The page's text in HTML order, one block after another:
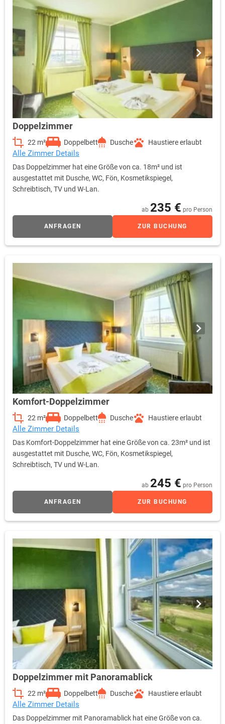
Doppelzimmer
22 m² Doppelbett Dusche Haustiere erlaubt
Alle Zimmer Details
Das Doppelzimmer hat eine Größe von ca. 18m² und ist
ausgestattet mit Dusche, WC, Fön, Kosmetikspiegel,
Schreibtisch, TV und W-Lan.
ab 235 € pro Person
ANFRAGEN ZUR BUCHUNG
Komfort-Doppelzimmer
22 m² Doppelbett Dusche Haustiere erlaubt
Alle Zimmer Details
Das Komfort-Doppelzimmer hat eine Größe von ca. 23m² und ist
ausgestattet mit Dusche, WC, Fön, Kosmetikspiegel,
Schreibtisch, TV und W-Lan.
ab 245 € pro Person
ANFRAGEN ZUR BUCHUNG
Doppelzimmer mit Panoramablick
22 m² Doppelbett Dusche Haustiere erlaubt
Alle Zimmer Details
Das Doppelzimmer mit Panoramablick hat eine Größe von ca.